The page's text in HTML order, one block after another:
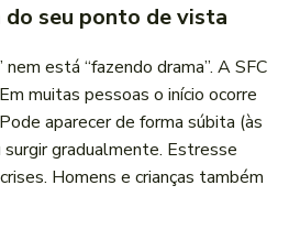
do seu ponto de vista
nem está “fazendo drama”. A SFC
muitas pessoas o início ocorre
aparecer de forma súbita (às
gradualmente. Estresse
Homens e crianças também